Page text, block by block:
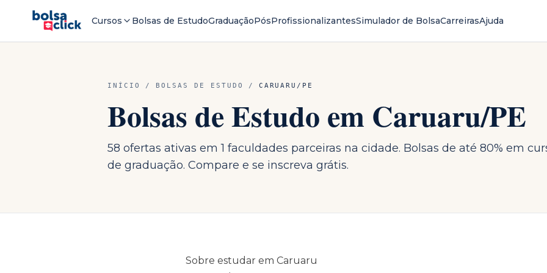
Cursos Bolsas de EstudoGraduaçãoPósProfissionalizantesSimulador de BolsaCarreirasAjuda
INÍCIO / BOLSAS DE ESTUDO / CARUARU / PE
Bolsas de Estudo em Caruaru/PE
58 ofertas ativas em 1 faculdades parceiras na cidade. Bolsas de até 80% em
de graduação. Compare e se inscreva grátis.
Sobre estudar em Caruaru